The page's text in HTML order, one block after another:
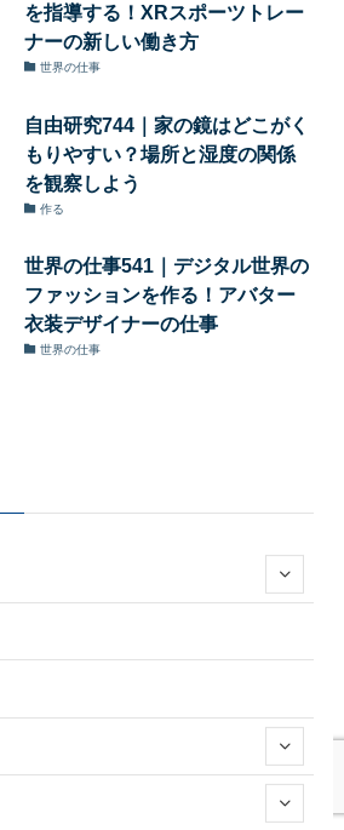
を指導する！XRスポーツトレー
ナーの新しい働き方
世界の仕事
自由研究744｜家の鏡はどこがく
もりやすい？場所と湿度の関係
を観察しよう
作る
世界の仕事541｜デジタル世界の
ファッションを作る！アバター
衣装デザイナーの仕事
世界の仕事